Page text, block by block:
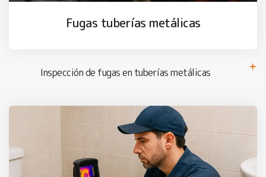
Fugas tuberías metálicas
Inspección de fugas en tuberías metálicas